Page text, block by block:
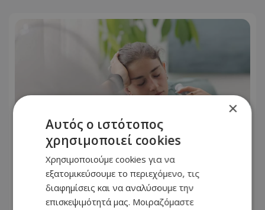
Kαύσωνας: Συμβουλές για να μην
εξαντληθούμε από τη ζέστη
×
Αυτός ο ιστότοπος
χρησιμοποιεί cookies
Χρησιμοποιούμε cookies για να
εξατομικεύσουμε το περιεχόμενο, τις
διαφημίσεις και να αναλύσουμε την
επισκεψιμότητά μας. Μοιραζόμαστε